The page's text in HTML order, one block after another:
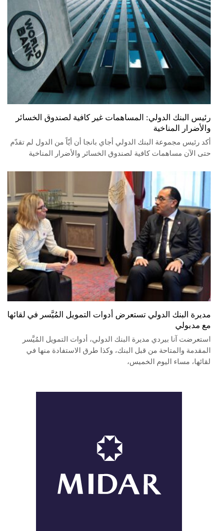
رئيس البنك الدولي: المساهمات غير كافية لصندوق الخسائر
والأضرار المناخية
أكد رئيس مجموعة البنك الدولي أجاي بانجا أن أيّاً من الدول لم تقدّم
حتى الآن مساهمات كافية لصندوق الخسائر والأضرار المناخية
مديرة البنك الدولي تستعرض أدوات التمويل المُيَّسر في لقائها
مع مدبولي
استعرضت آنا بيردي مديرة البنك الدولي، أدوات التمويل المُيَّسر
المقدمة والمتاحة من قبل البنك، وكذا طرق الاستفادة منها في
لقائها، مساء اليوم الخميس،